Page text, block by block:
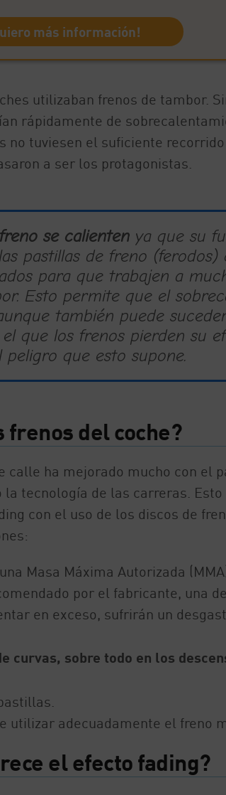
más información!
utilizaban frenos de tambor.
rápidamente de
no tuviesen el suficiente
a ser los protagonistas.
se calientenya que su
pastillas de freno (ferodos)
para que trabajen a
Esto permite que el
también puede
que los frenos pierden su
que esto supone.
frenos del coche?
calle ha mejorado mucho con el
tecnología de las carreras.
con el uso de los discos de
Masa Máxima Autorizada
por el fabricante, una
en exceso, sufrirán un
curvas, sobre todo en los
utilizar adecuadamente el freno
el efecto fading?